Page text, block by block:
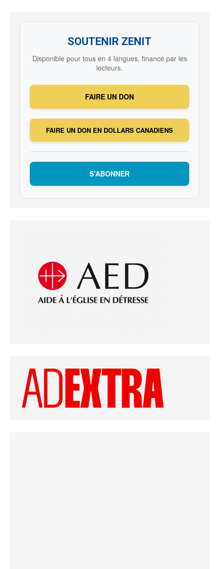
SOUTENIR ZENIT
Disponible pour tous en 4 langues, financé par les
lecteurs.
FAIRE UN DON
FAIRE UN DON EN DOLLARS CANADIENS
S’ABONNER